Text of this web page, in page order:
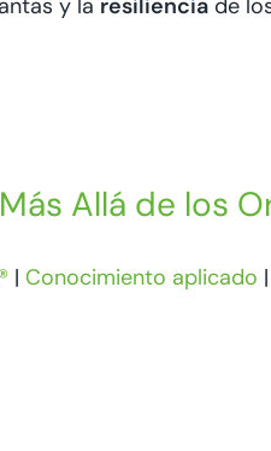
Allá de los
| Conocimiento aplicado |